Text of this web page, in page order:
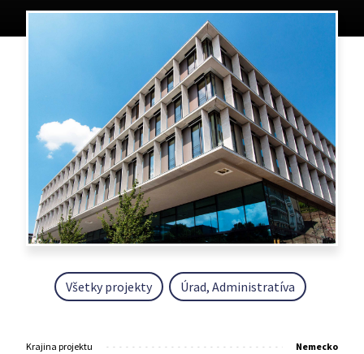
Všetky projekty Úrad, Administratíva
Krajina projektu Nemecko